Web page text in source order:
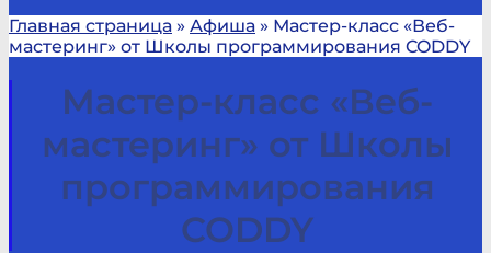
Главная страница » Афиша » Мастер-класс «Веб-
мастеринг» от Школы программирования CODDY
Мастер-класс «Веб-
мастеринг» от Школы
программирования
CODDY